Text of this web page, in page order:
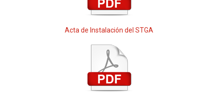
Acta de Instalación del STGA